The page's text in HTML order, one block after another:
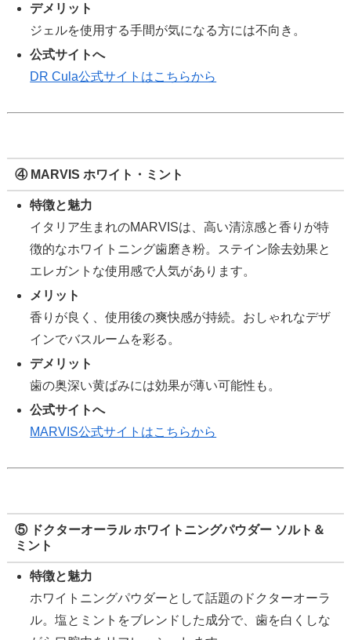
デメリット
ジェルを使用する手間が気になる方には不向き。
公式サイトへ
DR Cula公式サイトはこちらから
④ MARVIS ホワイト・ミント
特徴と魅力
イタリア生まれのMARVISは、高い清涼感と香りが特
徴的なホワイトニング歯磨き粉。ステイン除去効果と
エレガントな使用感で人気があります。
メリット
香りが良く、使用後の爽快感が持続。おしゃれなデザ
インでバスルームを彩る。
デメリット
歯の奥深い黄ばみには効果が薄い可能性も。
公式サイトへ
MARVIS公式サイトはこちらから
⑤ ドクターオーラル ホワイトニングパウダー ソルト＆
ミント
特徴と魅力
ホワイトニングパウダーとして話題のドクターオーラ
ル。塩とミントをブレンドした成分で、歯を白くしな